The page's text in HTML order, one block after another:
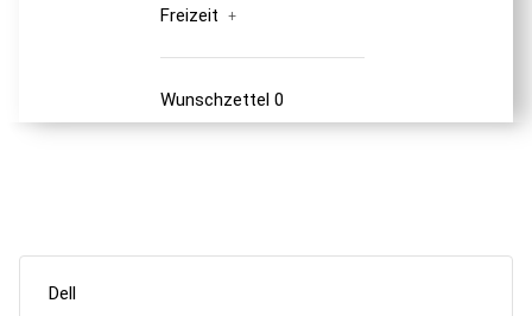
Freizeit
Wunschzettel0
Dell